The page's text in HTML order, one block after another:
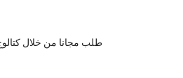
طلب مجانا من خلال